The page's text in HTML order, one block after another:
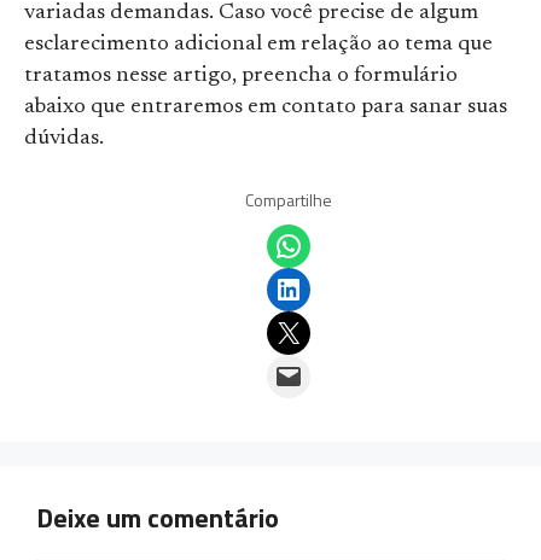
variadas demandas. Caso você precise de algum
esclarecimento adicional em relação ao tema que
tratamos nesse artigo, preencha o formulário
abaixo que entraremos em contato para sanar suas
dúvidas.
Compartilhe
Share on WhatsApp
Share on LinkedIn
Email this Page
Email this Page
Deixe um comentário